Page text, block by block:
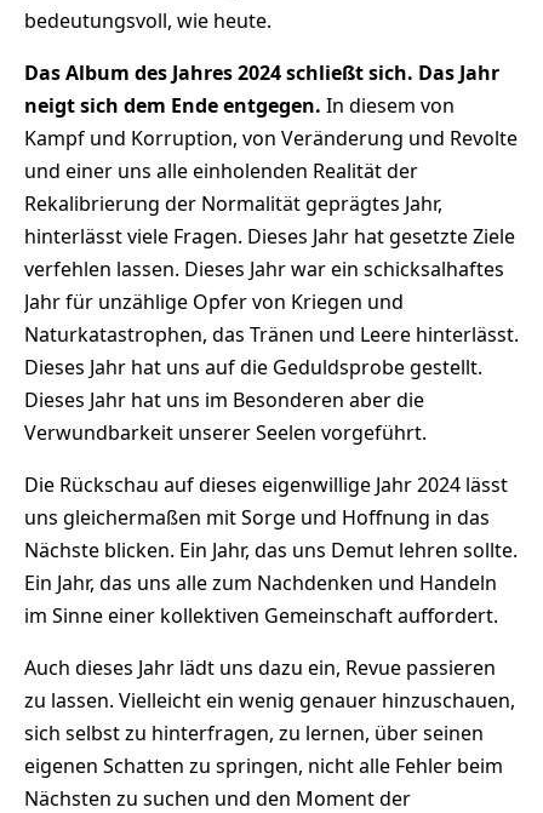
bedeutungsvoll, wie heute.
Das Album des Jahres 2024 schließt sich. Das Jahr
neigt sich dem Ende entgegen. In diesem von
Kampf und Korruption, von Veränderung und Revolte
und einer uns alle einholenden Realität der
Rekalibrierung der Normalität geprägtes Jahr,
hinterlässt viele Fragen. Dieses Jahr hat gesetzte Ziele
verfehlen lassen. Dieses Jahr war ein schicksalhaftes
Jahr für unzählige Opfer von Kriegen und
Naturkatastrophen, das Tränen und Leere hinterlässt.
Dieses Jahr hat uns auf die Geduldsprobe gestellt.
Dieses Jahr hat uns im Besonderen aber die
Verwundbarkeit unserer Seelen vorgeführt.
Die Rückschau auf dieses eigenwillige Jahr 2024 lässt
uns gleichermaßen mit Sorge und Hoffnung in das
Nächste blicken. Ein Jahr, das uns Demut lehren sollte.
Ein Jahr, das uns alle zum Nachdenken und Handeln
im Sinne einer kollektiven Gemeinschaft auffordert.
Auch dieses Jahr lädt uns dazu ein, Revue passieren
zu lassen. Vielleicht ein wenig genauer hinzuschauen,
sich selbst zu hinterfragen, zu lernen, über seinen
eigenen Schatten zu springen, nicht alle Fehler beim
Nächsten zu suchen und den Moment der